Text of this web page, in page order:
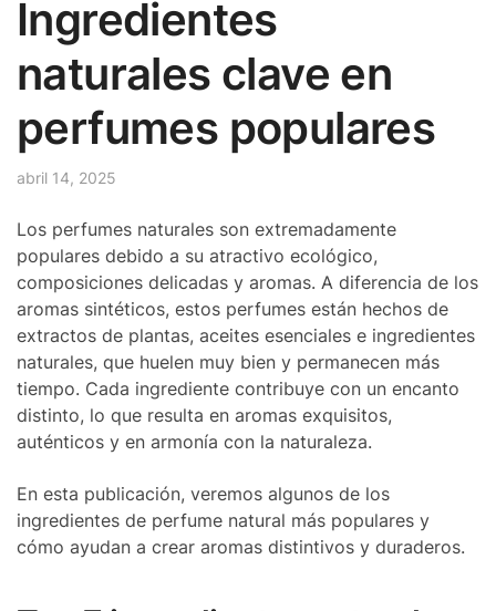
Ingredientes
naturales clave en
perfumes populares
abril 14, 2025
Los perfumes naturales son extremadamente
populares debido a su atractivo ecológico,
composiciones delicadas y aromas. A diferencia de los
aromas sintéticos, estos perfumes están hechos de
extractos de plantas, aceites esenciales e ingredientes
naturales, que huelen muy bien y permanecen más
tiempo. Cada ingrediente contribuye con un encanto
distinto, lo que resulta en aromas exquisitos,
auténticos y en armonía con la naturaleza.
En esta publicación, veremos algunos de los
ingredientes de perfume natural más populares y
cómo ayudan a crear aromas distintivos y duraderos.